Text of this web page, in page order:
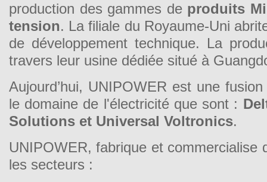
production des gammes de produits
tension. La filiale du Royaume-Uni
de développement technique. La
travers leur usine dédiée situé à
Aujourd’hui, UNIPOWER est une
le domaine de l'électricité que sont :
Solutions et Universal Voltronics.
UNIPOWER, fabrique et commercialise
les secteurs :